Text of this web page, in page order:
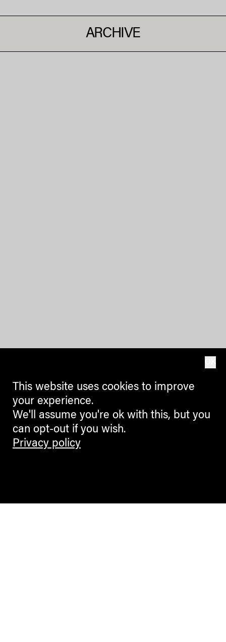
ARCHIVE
This website uses cookies to improve
your experience.
We'll assume you're ok with this, but you
can opt-out if you wish.
Privacy policy